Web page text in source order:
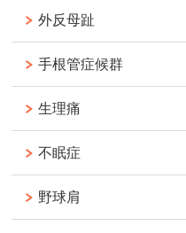
外反母趾
手根管症候群
生理痛
不眠症
野球肩